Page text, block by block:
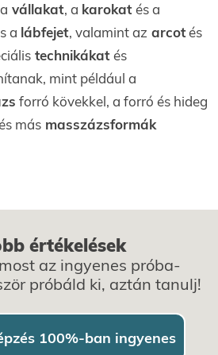
vállakat, a karokat és a
a lábfejet, valamint az arcotés
technikákatés
mint például a
forró kövekkel, a forró és hideg
más masszázsformák
értékelések
az ingyenes próba-
próbáld ki, aztán tanulj!
100%-ban ingyenes